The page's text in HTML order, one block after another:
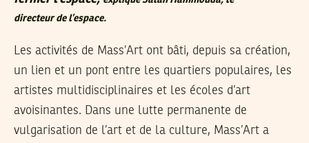
directeur de l’espace.
Les activités de Mass’Art ont bâti, depuis sa création,
un lien et un pont entre les quartiers populaires, les
artistes multidisciplinaires et les écoles d’art
avoisinantes. Dans une lutte permanente de
vulgarisation de l’art et de la culture, Mass’Art a